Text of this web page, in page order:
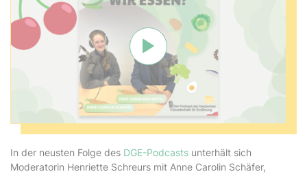
Verbindung mit Youtube
In der neusten Folge des DGE-Podcasts unterhält sich
Moderatorin Henriette Schreurs mit Anne Carolin Schäfer,